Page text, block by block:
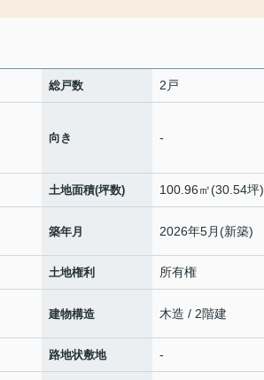
総戸数 2戸
向き -
土地面積(坪数) 100.96㎡(30.54坪)
築年月 2026年5月(新築)
土地権利 所有権
建物構造 木造 / 2階建
路地状敷地 -